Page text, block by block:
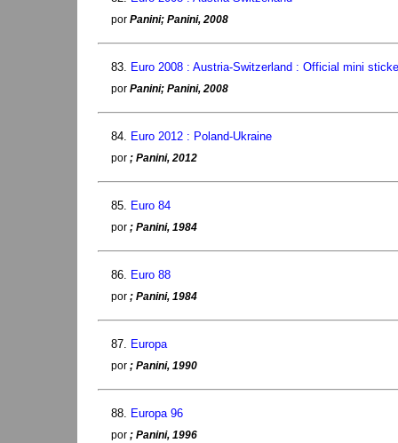
por Panini; Panini, 2008
83. Euro 2008 : Austria-Switzerland : Official mini
por Panini; Panini, 2008
84. Euro 2012 : Poland-Ukraine
por ; Panini, 2012
85. Euro 84
por ; Panini, 1984
86. Euro 88
por ; Panini, 1984
87. Europa
por ; Panini, 1990
88. Europa 96
por ; Panini, 1996